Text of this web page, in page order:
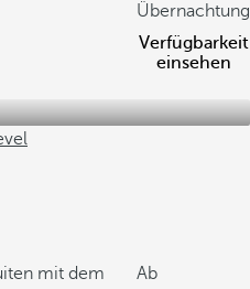
Übernachtung
Verfügbarkeit
einsehen
mit dem
Ab